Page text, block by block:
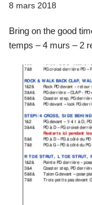
8 mars 2018
Bring on the good
temps – 4 murs – 2